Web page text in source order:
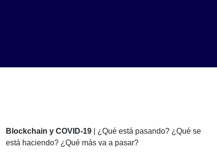
Blockchain y COVID-19 | ¿Qué está pasando? ¿Qué se
está haciendo? ¿Qué más va a pasar?